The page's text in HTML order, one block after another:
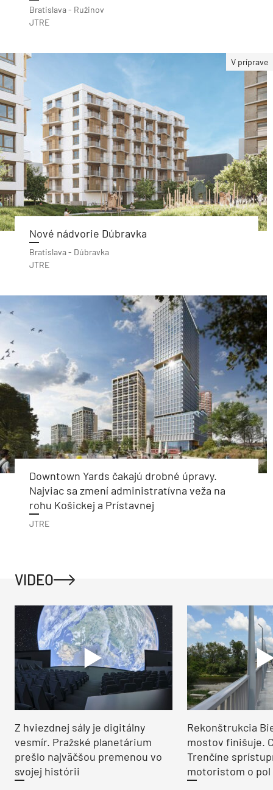
Bratislava - Ružinov
JTRE
V príprave
Nové nádvorie Dúbravka
Bratislava - Dúbravka
JTRE
Downtown Yards čakajú drobné úpravy.
Najviac sa zmení administratívna veža na
rohu Košickej a Prístavnej
JTRE
VIDEO
Z hviezdnej sály je digitálny
vesmír. Pražské planetárium
prešlo najväčšou premenou vo
svojej histórii
Rekonštrukcia
mostov finišuje.
Trenčíne
motoristom o pol